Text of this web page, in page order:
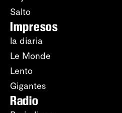
Salto
Impresos
la diaria
Le Monde
Lento
Gigantes
Radio